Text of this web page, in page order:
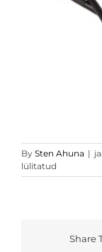
By Sten Ahuna |
lülitatud
Share